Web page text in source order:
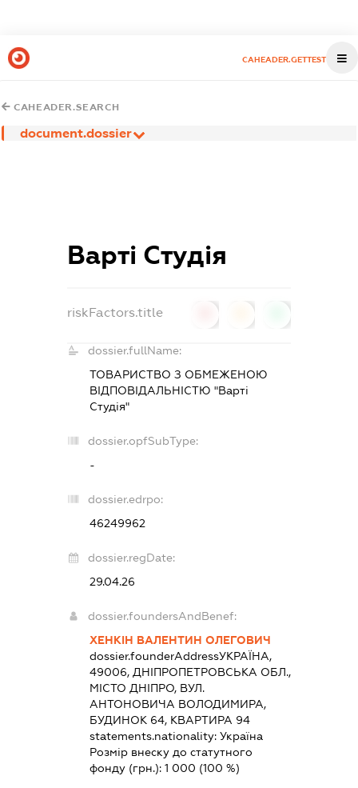
CAHEADER.GETTEST
CAHEADER.SEARCH
document.dossier
Варті Студія
riskFactors.title
dossier.fullName:
ТОВАРИСТВО З ОБМЕЖЕНОЮ
ВІДПОВІДАЛЬНІСТЮ "Варті
Студія"
dossier.opfSubType:
-
dossier.edrpo:
46249962
dossier.regDate:
29.04.26
dossier.foundersAndBenef:
ХЕНКІН ВАЛЕНТИН ОЛЕГОВИЧ
dossier.founderAddressУКРАЇНА,
49006, ДНІПРОПЕТРОВСЬКА ОБЛ.,
МІСТО ДНІПРО, ВУЛ.
АНТОНОВИЧА ВОЛОДИМИРА,
БУДИНОК 64, КВАРТИРА 94
statements.nationality: Україна
Розмір внеску до статутного
фонду (грн.): 1 000 (100 %)